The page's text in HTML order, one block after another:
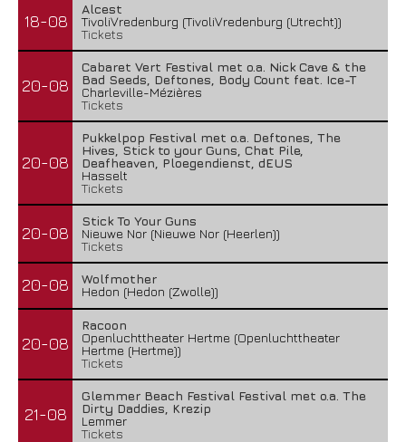
18-08
Alcest
TivoliVredenburg (TivoliVredenburg (Utrecht))
Tickets
20-08
Cabaret Vert Festival met o.a. Nick Cave & the
Bad Seeds, Deftones, Body Count feat. Ice-T
Charleville-Mézières
Tickets
20-08
Pukkelpop Festival met o.a. Deftones, The
Hives, Stick to your Guns, Chat Pile,
Deafheaven, Ploegendienst, dEUS
Hasselt
Tickets
20-08
Stick To Your Guns
Nieuwe Nor (Nieuwe Nor (Heerlen))
Tickets
20-08
Wolfmother
Hedon (Hedon (Zwolle))
20-08
Racoon
Openluchttheater Hertme (Openluchttheater
Hertme (Hertme))
Tickets
21-08
Glemmer Beach Festival Festival met o.a. The
Dirty Daddies, Krezip
Lemmer
Tickets